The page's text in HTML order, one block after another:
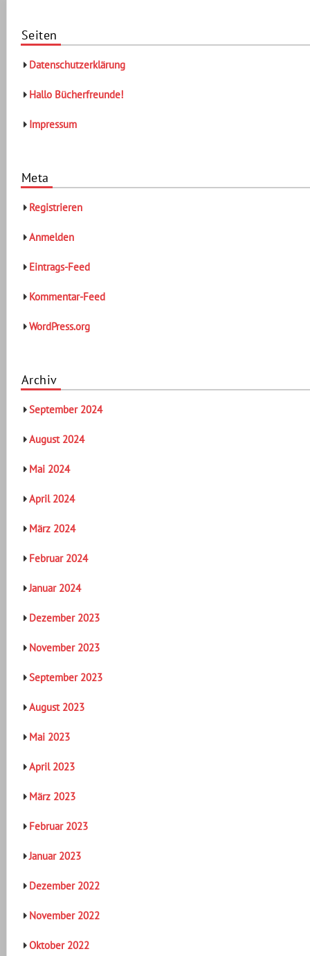
Seiten
Datenschutzerklärung
Hallo Bücherfreunde!
Impressum
Meta
Registrieren
Anmelden
Eintrags-Feed
Kommentar-Feed
WordPress.org
Archiv
September 2024
August 2024
Mai 2024
April 2024
März 2024
Februar 2024
Januar 2024
Dezember 2023
November 2023
September 2023
August 2023
Mai 2023
April 2023
März 2023
Februar 2023
Januar 2023
Dezember 2022
November 2022
Oktober 2022